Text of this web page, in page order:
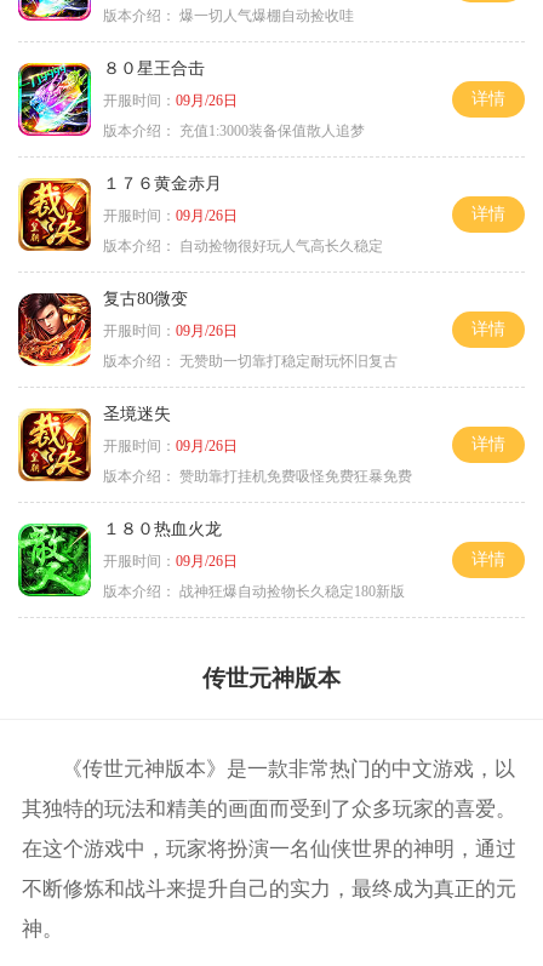
版本介绍： 爆一切人气爆棚自动捡收哇
８０星王合击
开服时间： 09月/26日
版本介绍：
充值1:3000装备保值散人追梦
详情
１７６黄金赤月
开服时间： 09月/26日
版本介绍：
自动捡物很好玩人气高长久稳定
详情
复古80微变
开服时间： 09月/26日
版本介绍： 无赞助一切靠打稳定耐玩怀旧复古
详情
圣境迷失
开服时间： 09月/26日
版本介绍： 赞助靠打挂机免费吸怪免费狂暴免费
详情
１８０热血火龙
开服时间： 09月/26日
版本介绍： 战神狂爆自动捡物长久稳定180新版
详情
传世元神版本
《传世元神版本》是一款非常热门的中文游戏，以
其独特的玩法和精美的画面而受到了众多玩家的喜爱。
在这个游戏中，玩家将扮演一名仙侠世界的神明，通过
不断修炼和战斗来提升自己的实力，最终成为真正的元
神。